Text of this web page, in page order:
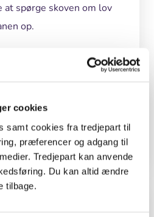
cookies
samt cookies fra tredjepart til
præferencer og adgang til
Tredjepart kan anvende
Du kan altid ændre
tilbage.
at spørge skoven om lov
op.